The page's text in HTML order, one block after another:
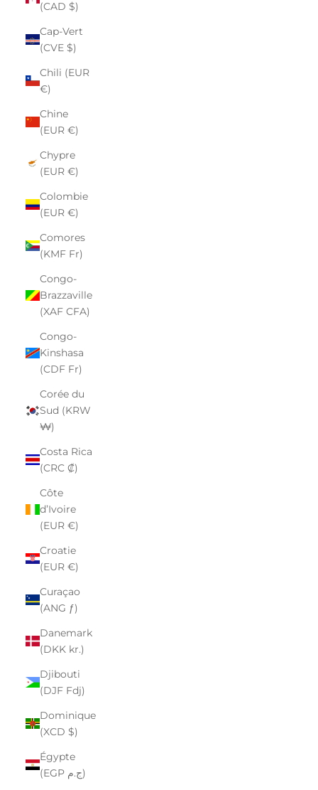
(CAD $)
Cap-Vert
(CVE $)
Chili (EUR
€)
Chine
(EUR €)
Chypre
(EUR €)
Colombie
(EUR €)
Comores
(KMF Fr)
Congo-
Brazzaville
(XAF CFA)
Congo-
Kinshasa
(CDF Fr)
Corée du
Sud (KRW
₩)
Costa Rica
(CRC ₡)
Côte
d’Ivoire
(EUR €)
Croatie
(EUR €)
Curaçao
(ANG ƒ)
Danemark
(DKK kr.)
Djibouti
(DJF Fdj)
Dominique
(XCD $)
Égypte
(EGP ج.م)